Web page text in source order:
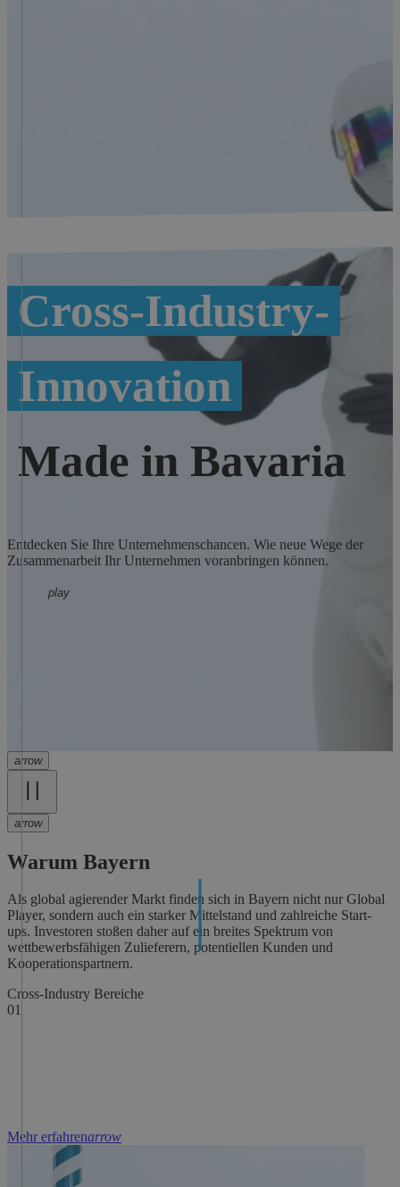
Cross-Industry-
Innovation
Made in Bavaria
Entdecken Sie Ihre Unternehmenschancen. Wie neue Wege der
Zusammenarbeit Ihr Unternehmen voranbringen können.
play
arrow
arrow
Warum Bayern
Als global agierender Markt finden sich in Bayern nicht nur Global
Player, sondern auch ein starker Mittelstand und zahlreiche Start-
ups. Investoren stoßen daher auf ein breites Spektrum von
wettbewerbsfähigen Zulieferern, potentiellen Kunden und
Kooperationspartnern.
Cross-Industry Bereiche
01
Mehr erfahrenarrow